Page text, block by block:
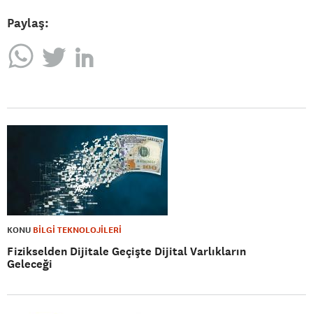
Paylaş:
KONU BİLGİ TEKNOLOJİLERİ
Fizikselden Dijitale Geçişte Dijital Varlıkların
Geleceği